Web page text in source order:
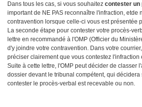
Dans tous les cas, si vous souhaitez contester un
important de NE PAS reconnaître l'infraction, etde
contravention lorsque celle-ci vous est présentée
La seconde étape pour contester votre procès-
lettre en recommandé à l'OMP (Officier du
d'y joindre votre contravention. Dans votre
préciser clairement que vous contestez
Suite à cette lettre, l'OMP peut décider de classer
dossier devant le tribunal compétent, qui
contester le procès-verbal est recevable ou non.